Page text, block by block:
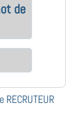
de